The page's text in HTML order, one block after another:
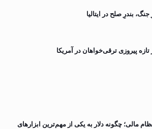
بندرِ صلح در ایتالیا
پیروزی ترقی‌خواهان در آمریکا
مالی؛ چگونه دلار به یکی از مهم‌ترین ابزارهای